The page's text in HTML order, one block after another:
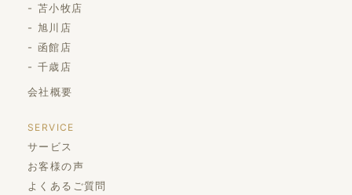
苫小牧店
旭川店
函館店
千歳店
会社概要
SERVICE
サービス
お客様の声
よくあるご質問